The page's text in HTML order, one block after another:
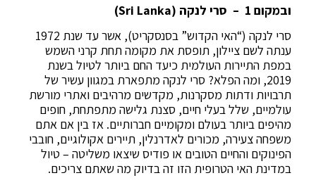
ובמקום 1 – סרי לנקה (Sri Lanka)
סרי לנקה (“האי הקדוש” בסנסקריט), אשר עד שנת 1972
ענתה לשם ציילון, תופסת את מקומה תחת קרני השמש
במפת התיירות העולמית כיעד החם ביותר לטיול בשנת
2019, ומה הפלא? סרי לנקה מתפארת במגוון עשיר של
תרבויות ודתות מסקרנות, מקדשים מרהיבים ואתרי מורשת
עולמיים, שלל בעלי חיים, סצנת גלישה מתפתחת, חופים
מהיפים ביותר בעולם ומקומיים חברותיים. אז בין אם אתם
משפחה צעירה, מכורים לאדרנלין, תיירים אקולוגיים, חובבי
הפינוקים והחיים הטובים או פודיס שיצאו משליטה – טיול
במדינת האי הטרופית הזו זה בדיוק מה שאתם צריכים.